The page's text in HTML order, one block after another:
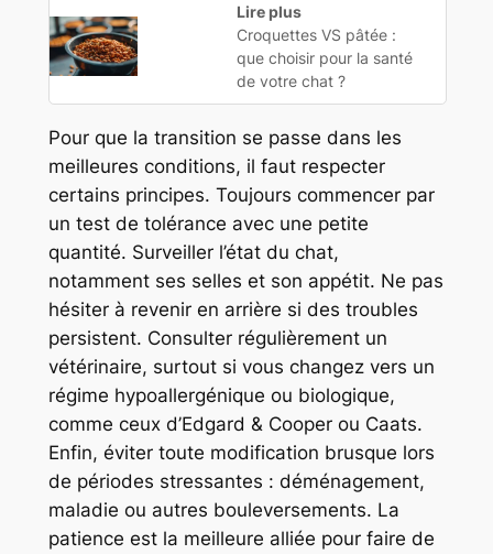
Lire plus
Croquettes VS pâtée :
que choisir pour la santé
de votre chat ?
Pour que la transition se passe dans les
meilleures conditions, il faut respecter
certains principes. Toujours commencer par
un test de tolérance avec une petite
quantité. Surveiller l’état du chat,
notamment ses selles et son appétit. Ne pas
hésiter à revenir en arrière si des troubles
persistent. Consulter régulièrement un
vétérinaire, surtout si vous changez vers un
régime hypoallergénique ou biologique,
comme ceux d’Edgard & Cooper ou Caats.
Enfin, éviter toute modification brusque lors
de périodes stressantes : déménagement,
maladie ou autres bouleversements. La
patience est la meilleure alliée pour faire de